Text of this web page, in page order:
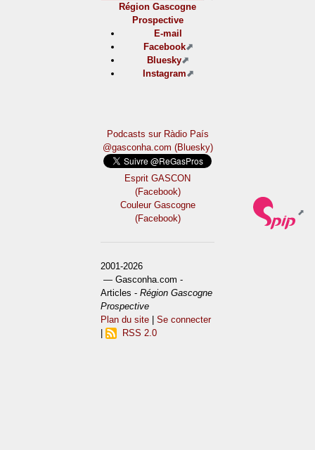
Région Gascogne
Prospective
E-mail
Facebook
Bluesky
Instagram
Podcasts sur Ràdio País
@gasconha.com (Bluesky)
Esprit GASCON
(Facebook)
Couleur Gascogne
(Facebook)
2001-2026
— Gasconha.com -
Articles -Région Gascogne
Prospective
Plan du site |Se connecter
RSS 2.0